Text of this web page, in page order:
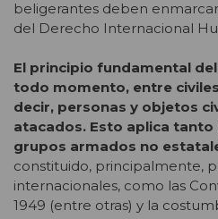
beligerantes deben
del Derecho Internacional
El principio fundamental
todo momento, entre
decir, personas y objetos
atacados. Esto aplica
grupos armados no
constituido, principalmente,
internacionales, como las
1949 (entre otras) y la